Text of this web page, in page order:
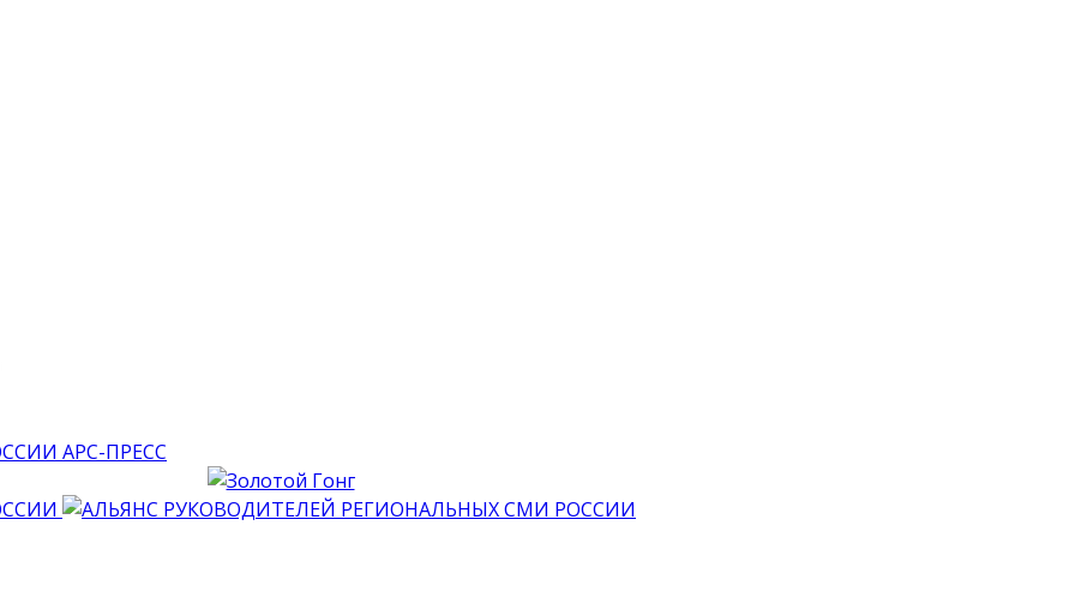
АРС-ПРЕСС